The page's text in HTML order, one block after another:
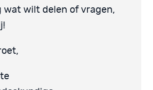
wat wilt delen of vragen,